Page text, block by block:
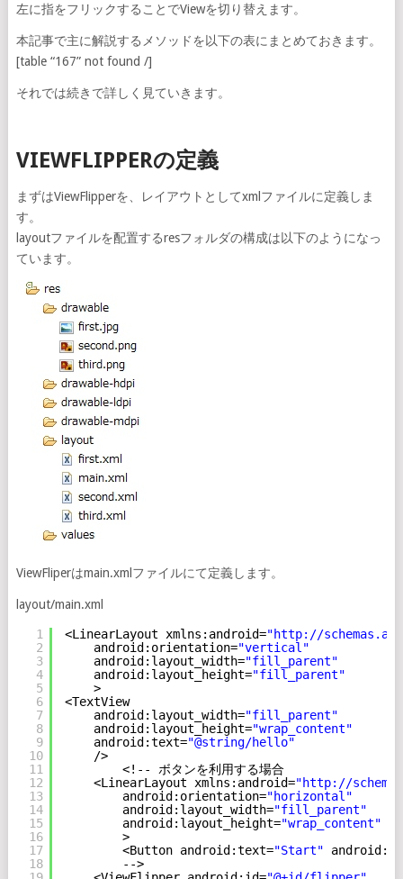
左に指をフリックすることでViewを切り替えます。
本記事で主に解説するメソッドを以下の表にまとめておきます。
[table “167” not found /]
それでは続きで詳しく見ていきます。
VIEWFLIPPERの定義
まずはViewFlipperを、レイアウトとしてxmlファイルに定義しま
す。
layoutファイルを配置するresフォルダの構成は以下のようになっ
ています。
ViewFliperはmain.xmlファイルにて定義します。
layout/main.xml
1
2
3
4
5
6
7
8
9
10
11
12
13
14
15
16
17
18
<LinearLayout xmlns:android="http://
android:orientation="vertical"
android:layout_width="fill_parent"
android:layout_height="fill_parent"
>
<TextView
android:layout_width="fill_parent"
android:layout_height="wrap_content"
android:text="@string/hello"
/>
<!-- ボタンを利用する場合
<LinearLayout xmlns:android="http://
android:orientation="horizontal"
android:layout_width="fill_parent"
android:layout_height="wrap_content"
>
<Button android:text="Start"
-->